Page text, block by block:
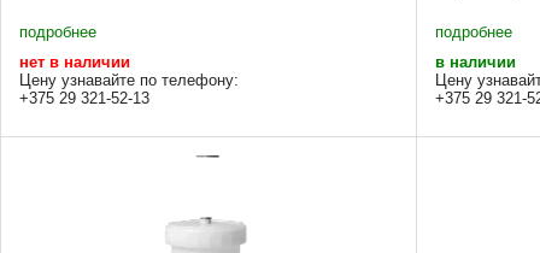
подробнее
нет в наличии
Цену узнавайте по телефону:
+375 29 321-52-13
подробнее
в наличии
Цену
+375 29 321-